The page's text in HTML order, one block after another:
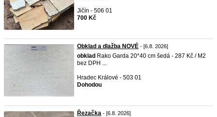
Jičín - 506 01
700 Kč
Obklad a dlažba NOVÉ - [6.8. 2026]
obklad Rako Garda 20*40 cm šedá - 287 Kč / M2
bez DPH ...
Hradec Králové - 503 01
Dohodou
Řezačka - [6.8. 2026]